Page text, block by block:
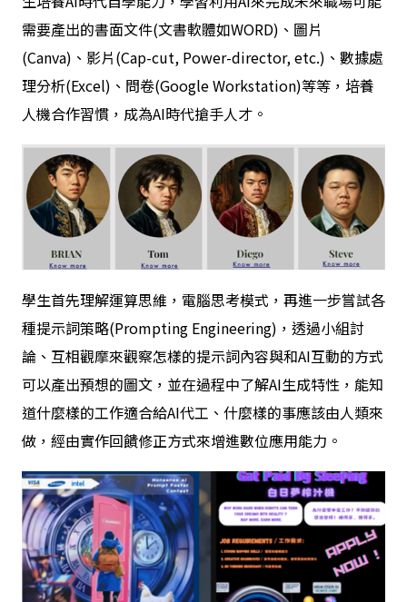
需要產出的書面文件(文書軟體如WORD)、圖片
(Canva)、影片(Cap-cut, Power-director, etc.)、數據處
理分析(Excel)、問卷(Google Workstation)等等，培養
人機合作習慣，成為AI時代搶手人才。
學生首先理解運算思維，電腦思考模式，再進一步嘗試各
種提示詞策略(Prompting Engineering)，透過小組討
論、互相觀摩來觀察怎樣的提示詞內容與和AI互動的方式
可以產出預想的圖文，並在過程中了解AI生成特性，能知
道什麼樣的工作適合給AI代工、什麼樣的事應該由人類來
做，經由實作回饋修正方式來增進數位應用能力。